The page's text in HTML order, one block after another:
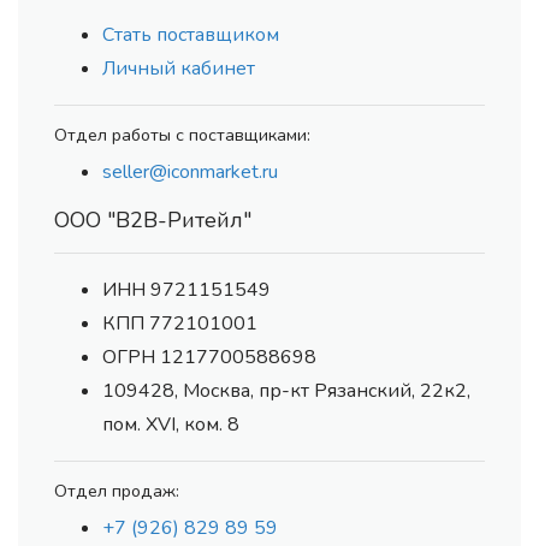
Стать поставщиком
Личный кабинет
Отдел работы с поставщиками:
seller@iconmarket.ru
ООО "В2В-Ритейл"
ИНН 9721151549
КПП 772101001
ОГРН 1217700588698
109428, Москва, пр-кт Рязанский, 22к2,
пом. XVI, ком. 8
Отдел продаж:
+7 (926) 829 89 59